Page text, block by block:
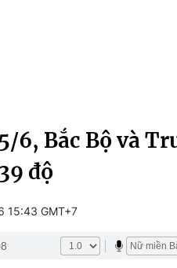
6, Bắc Bộ và
độ
15:43 GMT+7